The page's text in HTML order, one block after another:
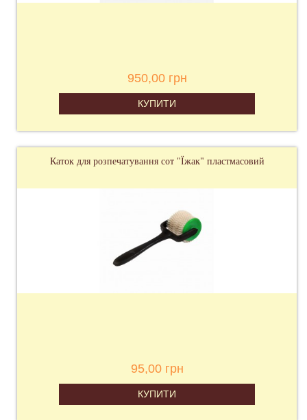
950,00 грн
КУПИТИ
Каток для розпечатування сот "Їжак" пластмасовий
95,00 грн
КУПИТИ